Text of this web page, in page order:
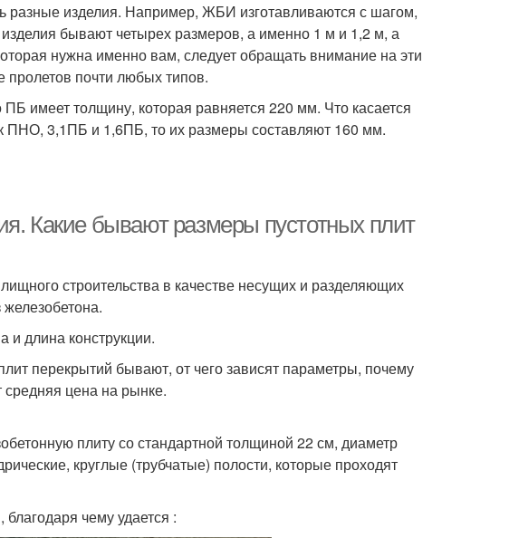
разные изделия. Например, ЖБИ изготавливаются с шагом,
бывают четырех размеров, а именно 1 м и 1,2 м, а
нужна именно вам, следует обращать внимание на эти
почти любых типов.
имеет толщину, которая равняется 220 мм. Что касается
ПНО, 3,1ПБ и 1,6ПБ, то их размеры составляют 160 мм.
Какие бывают размеры пустотных плит
строительства в качестве несущих и разделяющих
длина конструкции.
перекрытий бывают, от чего зависят параметры, почему
средняя цена на рынке.
плиту со стандартной толщиной 22 см, диаметр
круглые (трубчатые) полости, которые проходят
благодаря чему удается :